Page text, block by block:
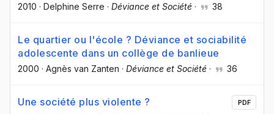
2010 · Delphine Serre · Déviance et Société · 38
Le quartier ou l'école ? Déviance et sociabilité
adolescente dans un collège de banlieue
2000 · Agnès van Zanten · Déviance et Société · 36
Une société plus violente ? PDF